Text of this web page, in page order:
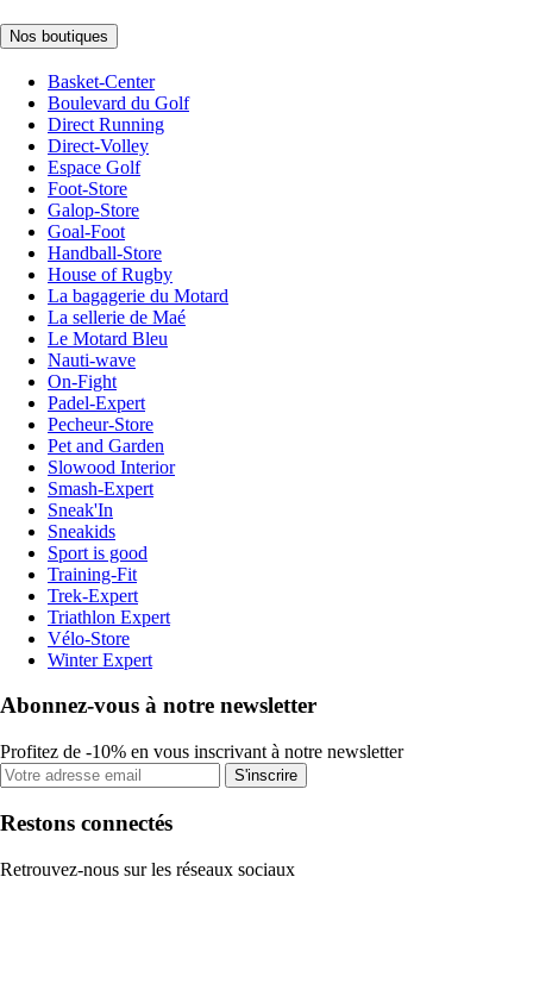
Nos boutiques
Basket-Center
Boulevard du Golf
Direct Running
Direct-Volley
Espace Golf
Foot-Store
Galop-Store
Goal-Foot
Handball-Store
House of Rugby
La bagagerie du Motard
La sellerie de Maé
Le Motard Bleu
Nauti-wave
On-Fight
Padel-Expert
Pecheur-Store
Pet and Garden
Slowood Interior
Smash-Expert
Sneak'In
Sneakids
Sport is good
Training-Fit
Trek-Expert
Triathlon Expert
Vélo-Store
Winter Expert
Abonnez-vous à notre newsletter
Profitez de -10% en vous inscrivant à notre newsletter
S'inscrire
Restons connectés
Retrouvez-nous sur les réseaux sociaux